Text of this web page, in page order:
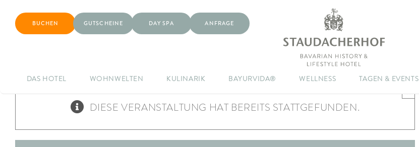
BUCHEN GUTSCHEINE DAY SPA ANFRAGE
DAS HOTEL WOHNWELTEN KULINARIK BAYURVIDA® WELLNESS TAGEN & EVENTS
DIESE VERANSTALTUNG HAT BEREITS STATTGEFUNDEN.
×